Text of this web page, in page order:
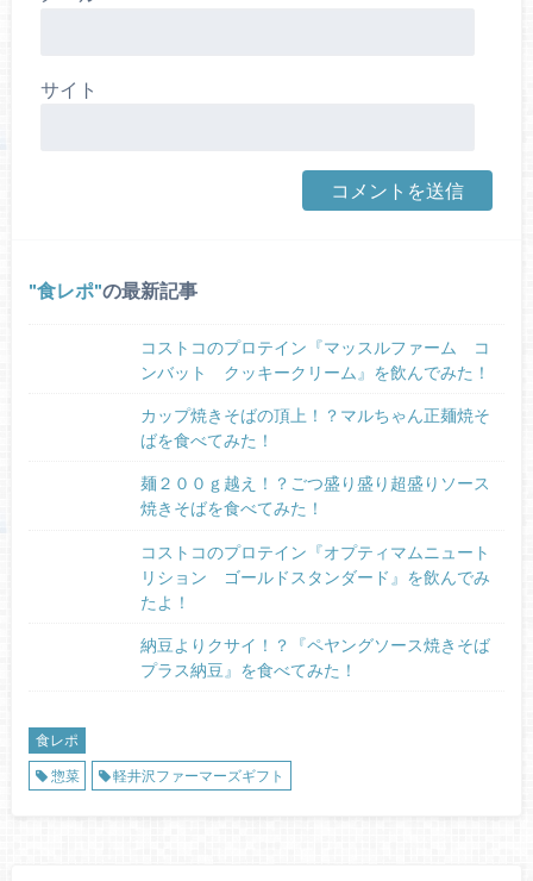
サイト
食レポ の最新記事
コストコのプロテイン『マッスルファーム コ
ンバット クッキークリーム』を飲んでみた！
カップ焼きそばの頂上！？マルちゃん正麺焼そ
ばを食べてみた！
麺２００ｇ越え！？ごつ盛り盛り超盛りソース
焼きそばを食べてみた！
コストコのプロテイン『オプティマムニュート
リション ゴールドスタンダード』を飲んでみ
たよ！
納豆よりクサイ！？『ペヤングソース焼きそば
プラス納豆』を食べてみた！
食レポ
惣菜
軽井沢ファーマーズギフト